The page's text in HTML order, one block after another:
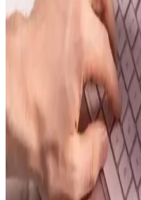
Samsung Galaxy S22
zayıflıklar nedeniyle ortaya
açılmamasına ve fonksiyon
güncellemeleri bu durumu
Apple Siri 2.0 ve
Dönem: Donanım,
Apple, Siri 2.0 ile yapay zeka
asistanda yeni bir mimari ve
değişim kullanıcı deneyimini
riskler barındırıyor.
Apple TV ve
Süreci ve Lansman